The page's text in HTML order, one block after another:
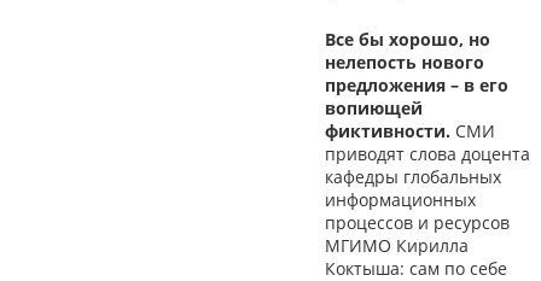
Все бы хорошо, но
нелепость нового
предложения – в его
вопиющей
фиктивности. СМИ
приводят слова доцента
кафедры глобальных
информационных
процессов и ресурсов
МГИМО Кирилла
Коктыша: сам по себе